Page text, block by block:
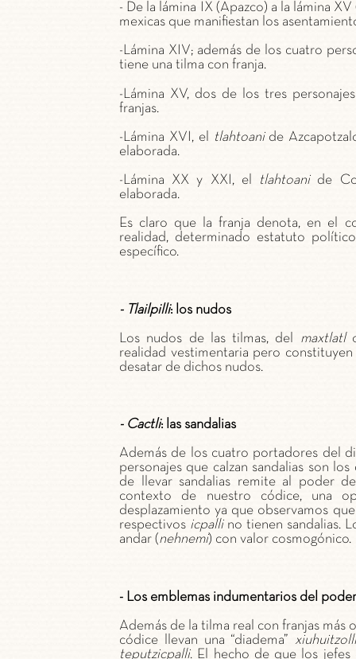
- De la lámina IX (Apazco) a la lámina
mexicas que manifiestan los
-Lámina XIV; además de los cuatro
tiene una tilma con franja.
-Lámina XV, dos de los tres
franjas.
-Lámina XVI, el tlahtoanide
elaborada.
-Lámina XX y XXI, el tlahtoanide
elaborada.
Es claro que la franja denota, en el
realidad, determinado estatuto
específico.
- Tlailpilli: los nudos
Los nudos de las tilmas, del maxtlatl
realidad vestimentaria pero
desatar de dichos nudos.
- Cactli: las sandalias
Además de los cuatro portadores del
personajes que calzan sandalias son
de llevar sandalias remite al poder
contexto de nuestro códice, una
desplazamiento ya que observamos
respectivos icpallino tienen sandalias.
andar (nehnemi) con valor cosmogónico.
- Los emblemas indumentarios del
Además de la tilma real con franjas más
códice llevan una “diadema”
teputzicpalli. El hecho de que los